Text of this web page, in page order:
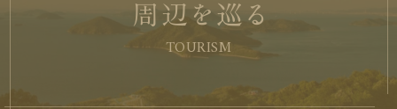
周辺を巡る
TOURISM